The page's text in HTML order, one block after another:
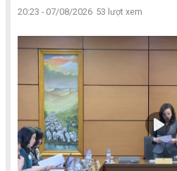
20:23 - 07/08/2026 53 lượt xem